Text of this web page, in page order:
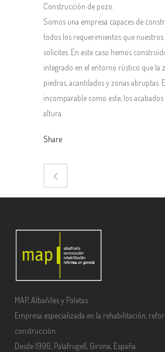
Construcción de pozo.
Somos una empresa capaces de
todos los requerimientos que nuestros
solicites. En este caso hemos
integrado en el entorno rústico que la
piedras, acantilados y zonas abruptas.
incomparable como este, los acabados
altura.
Share
MAP, Albañiles y Paletas
Empresa especializada en la rehabilitación,
construcción.
Desde 1996, Palafrugell, Girona, España.